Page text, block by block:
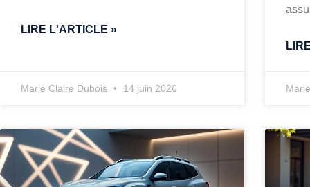
LIRE L'ARTICLE »
Marie Claire Dubois 14 juin 2026